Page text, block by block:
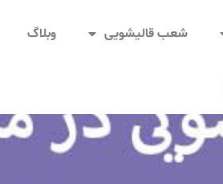
شعب قالیشویی وبلاگ